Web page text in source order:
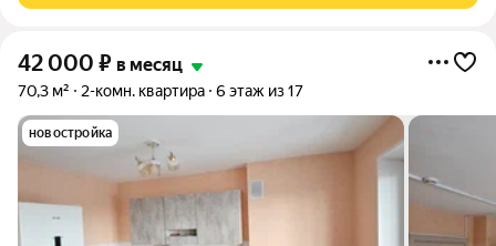
42 000 ₽ в месяц
70,3 м² 2-комн. квартира 6 этаж из 17
новостройка